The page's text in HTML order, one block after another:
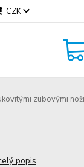
CZK
zubovými
popis